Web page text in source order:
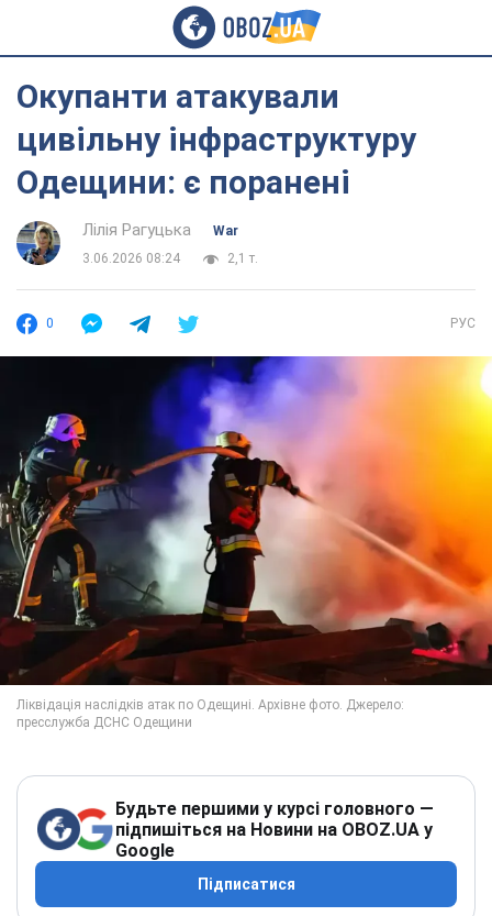
Окупанти атакували
цивільну інфраструктуру
Одещини: є поранені
Лілія Рагуцька
War
3.06.2026 08:24
2,1 т.
0 РУС
Будьте першими у курсі головного —
підпишіться на Новини на OBOZ.UA у
Google
Підписатися